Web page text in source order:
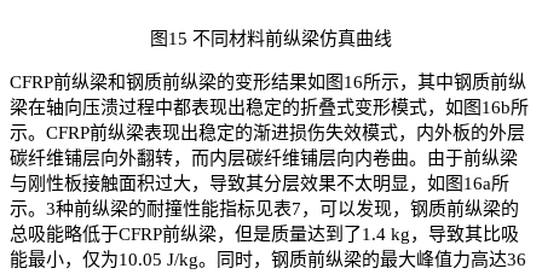
图15 不同材料前纵梁仿真曲线
CFRP前纵梁和钢质前纵梁的变形结果如图16所示，其中钢质前纵
梁在轴向压溃过程中都表现出稳定的折叠式变形模式，如图16b所
示。CFRP前纵梁表现出稳定的渐进损伤失效模式，内外板的外层
碳纤维铺层向外翻转，而内层碳纤维铺层向内卷曲。由于前纵梁
与刚性板接触面积过大，导致其分层效果不太明显，如图16a所
示。3种前纵梁的耐撞性能指标见表7，可以发现，钢质前纵梁的
总吸能略低于CFRP前纵梁，但是质量达到了1.4 kg，导致其比吸
能最小，仅为10.05 J/kg。同时，钢质前纵梁的最大峰值力高达36